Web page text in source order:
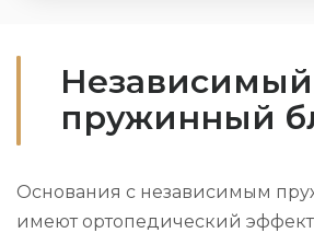
Независимый
пружинный
Основания с независимым
имеют ортопедический